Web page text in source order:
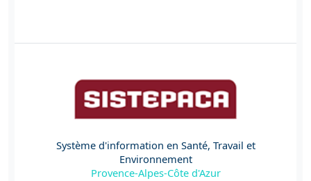
Système d'information en Santé, Travail et
Environnement
Provence-Alpes-Côte d'Azur